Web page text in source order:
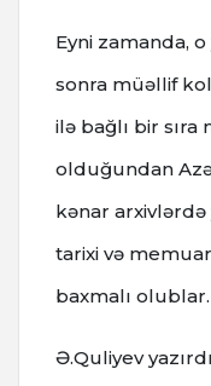
Eyni zamanda,
sonra müəllif
ilə bağlı bir
olduğundan
kənar arxivlərdə
tarixi və
baxmalı olublar.
Ə.Quliyev